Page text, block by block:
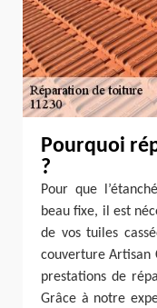
Pourquoi
?
Pour que
beau fixe, il est
de vos tuiles
couverture Artisan
prestations de
Grâce à notre